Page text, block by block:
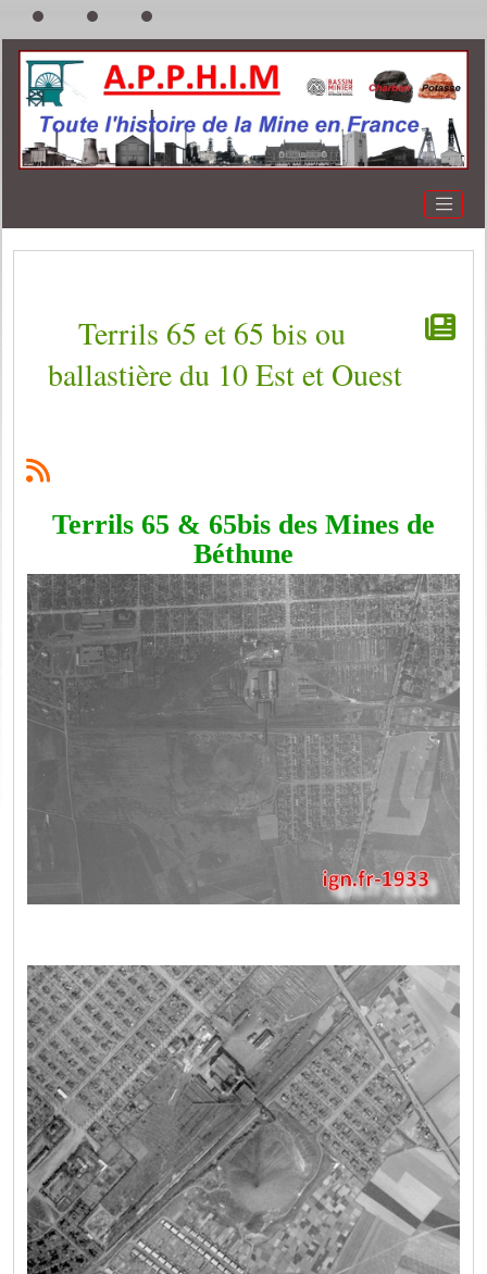
Terrils 65 et 65 bis ou
ballastière du 10 Est et Ouest
Terrils 65 & 65bis des Mines de
Béthune